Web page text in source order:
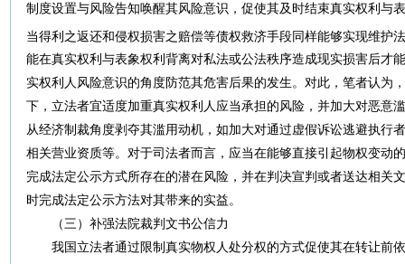
制度设置与风险告知唤醒其风险意识，促使其及时结束真实权利与
当得利之返还和侵权损害之赔偿等债权救济手段同样能够实现维护
能在真实权利与表象权利背离对私法或公法秩序造成现实损害后才
实权利人风险意识的角度防范其危害后果的发生。对此，笔者认为
下，立法者宜适度加重真实权利人应当承担的风险，并加大对恶意
从经济制裁角度剥夺其滥用动机，如加大对通过虚假诉讼逃避执行
相关营业资质等。对于司法者而言，应当在能够直接引起物权变动
完成法定公示方式所存在的潜在风险，并在判决宣判或者送达相关
时完成法定公示方法对其带来的实益。
（三）补强法院裁判文书公信力
我国立法者通过限制真实物权人处分权的方式促使其在转让前